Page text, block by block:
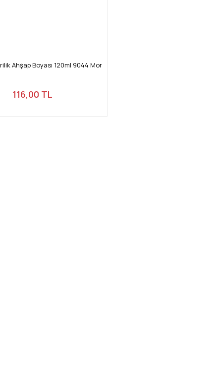
Ahşap Boyası 120ml 9044 Mor
116,00 TL